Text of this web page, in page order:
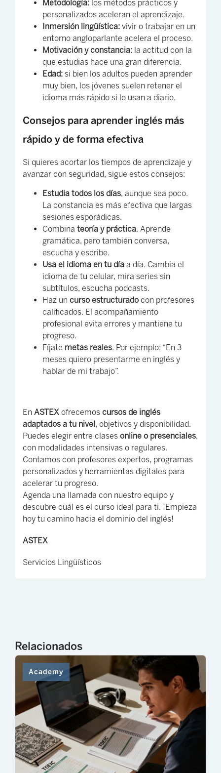
Metodología: los métodos prácticos y
personalizados aceleran el aprendizaje.
Inmersión lingüística: vivir o trabajar en un
entorno angloparlante acelera el proceso.
Motivación y constancia: la actitud con la
que estudias hace una gran diferencia.
Edad: si bien los adultos pueden aprender
muy bien, los jóvenes suelen retener el
idioma más rápido si lo usan a diario.
Consejos para aprender inglés más
rápido y de forma efectiva
Si quieres acortar los tiempos de aprendizaje y
avanzar con seguridad, sigue estos consejos:
Estudia todos los días, aunque sea poco.
La constancia es más efectiva que largas
sesiones esporádicas.
Combina teoría y práctica. Aprende
gramática, pero también conversa,
escucha y escribe.
Usa el idioma en tu día a día. Cambia el
idioma de tu celular, mira series sin
subtítulos, escucha podcasts.
Haz un curso estructurado con profesores
calificados. El acompañamiento
profesional evita errores y mantiene tu
progreso.
Fíjate metas reales. Por ejemplo: “En 3
meses quiero presentarme en inglés y
hablar de mi trabajo”.
En ASTEX ofrecemos cursos de inglés
adaptados a tu nivel , objetivos y disponibilidad.
Puedes elegir entre clases online o presenciales,
con modalidades intensivas o regulares.
Contamos con profesores expertos, programas
personalizados y herramientas digitales para
acelerar tu progreso.
Agenda una llamada con nuestro equipo y
descubre cuál es el curso ideal para ti. ¡Empieza
hoy tu camino hacia el dominio del inglés!
ASTEX
Servicios Lingüísticos
Relacionados
Academy